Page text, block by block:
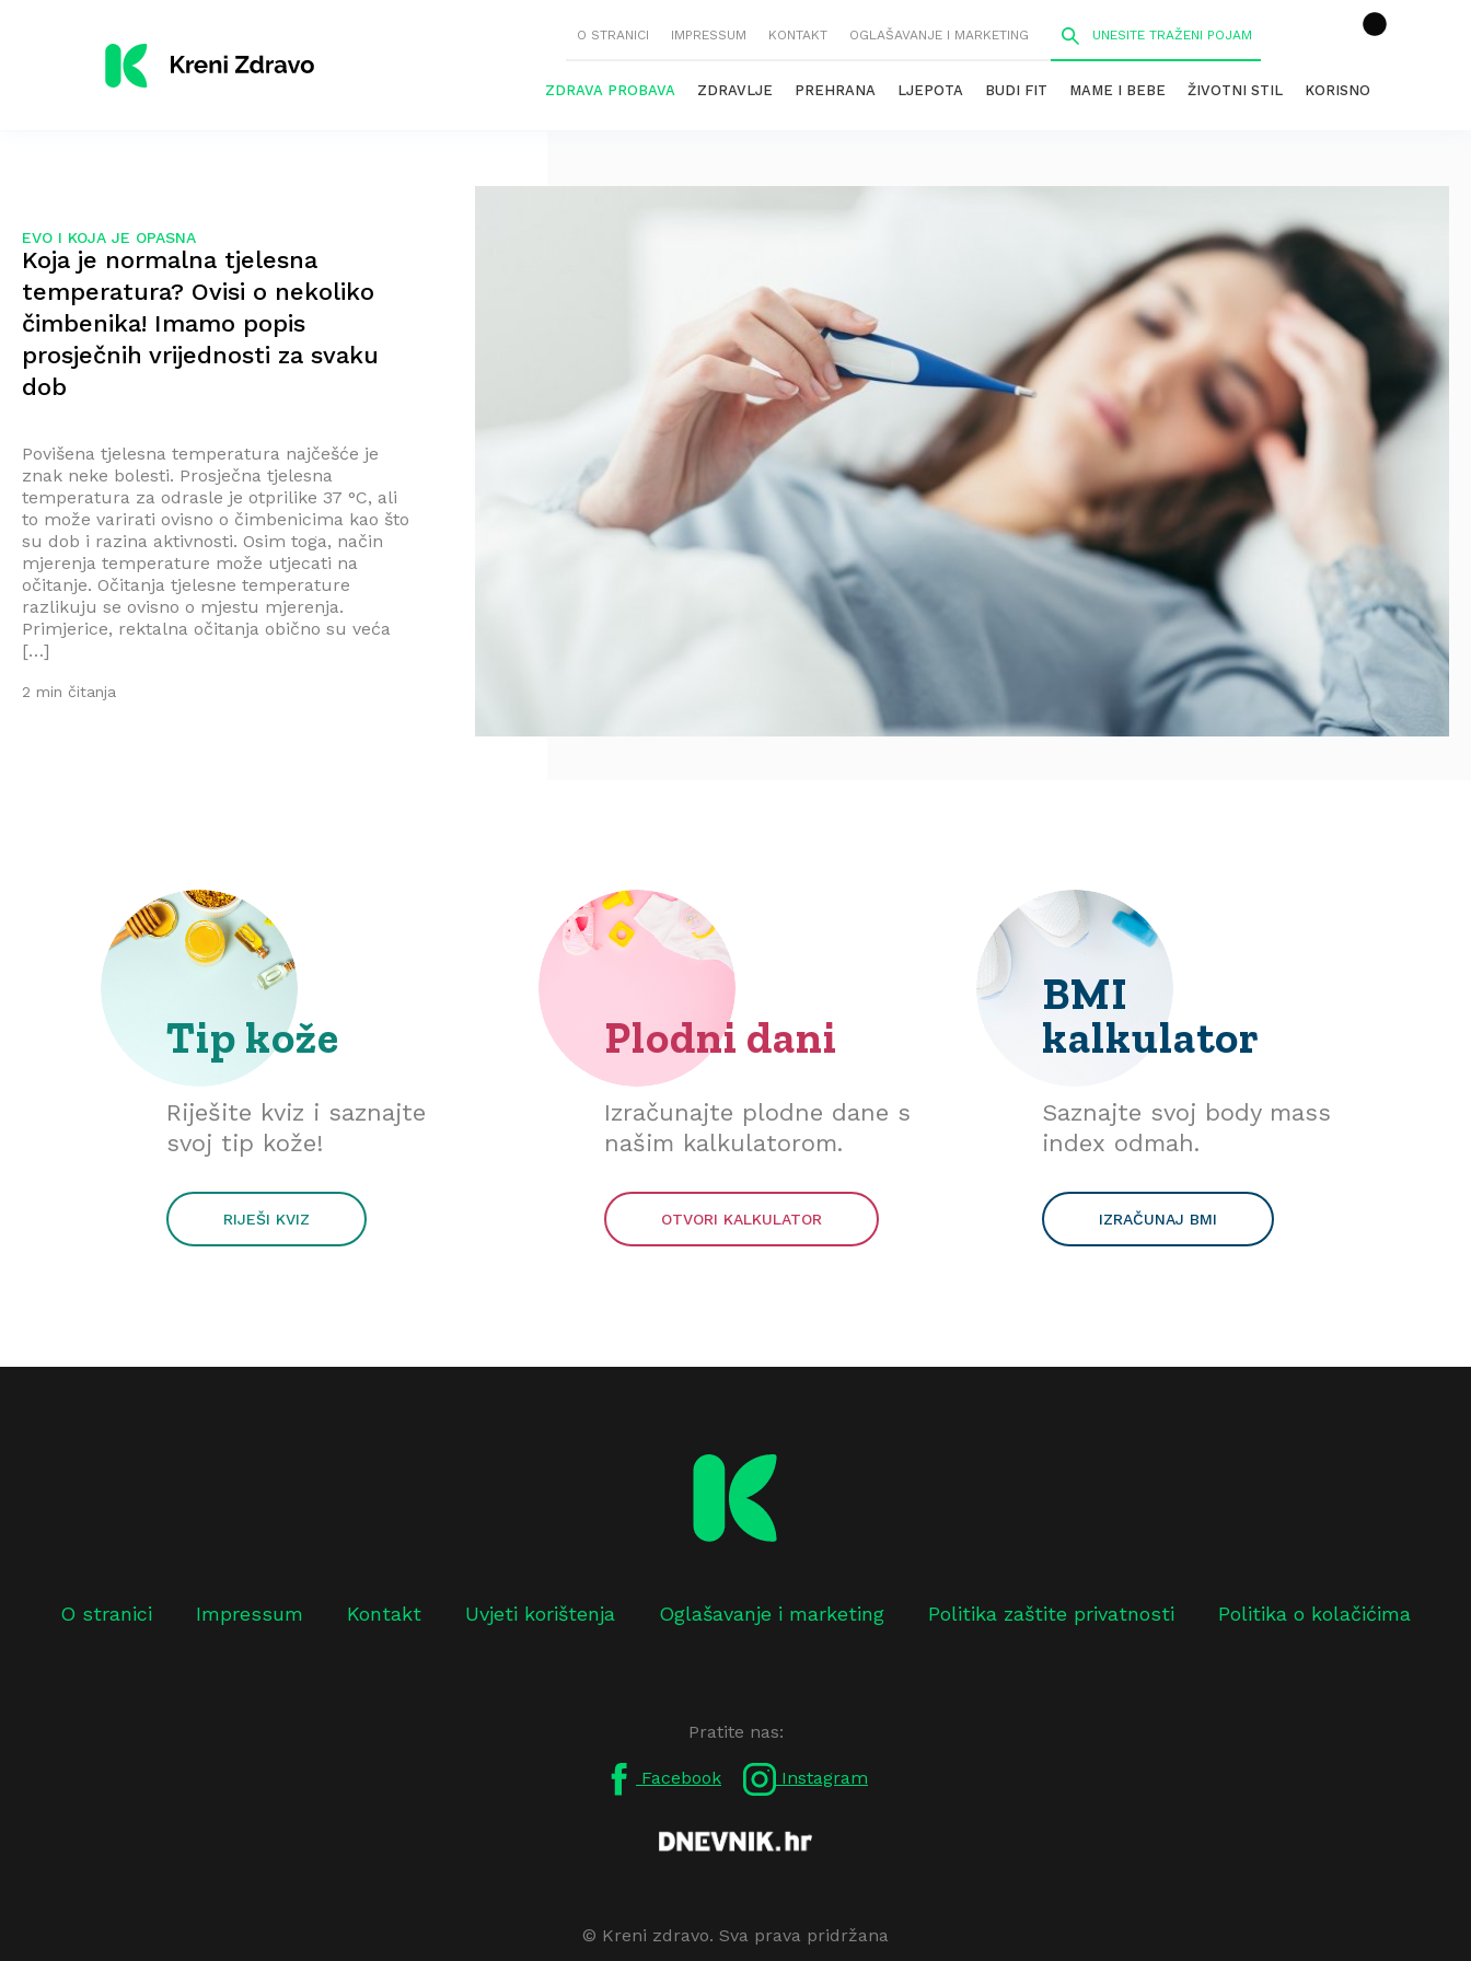
O STRANICI IMPRESSUM KONTAKT OGLAŠAVANJE I MARKETING
ZDRAVA PROBAVA ZDRAVLJE PREHRANA LJEPOTA BUDI FIT MAME I BEBE ŽIVOTNI STIL KORISNO
EVO I KOJA JE OPASNA
Koja je normalna tjelesna
temperatura? Ovisi o nekoliko
čimbenika! Imamo popis
prosječnih vrijednosti za svaku
dob
Povišena tjelesna temperatura najčešće je
znak neke bolesti. Prosječna tjelesna
temperatura za odrasle je otprilike 37 °C, ali
to može varirati ovisno o čimbenicima kao što
su dob i razina aktivnosti. Osim toga, način
mjerenja temperature može utjecati na
očitanje. Očitanja tjelesne temperature
razlikuju se ovisno o mjestu mjerenja.
Primjerice, rektalna očitanja obično su veća
[…]
2 min čitanja
Tip kože
Riješite kviz i saznajte
svoj tip kože!
RIJEŠI KVIZ
Plodni dani
Izračunajte plodne dane s
našim kalkulatorom.
OTVORI KALKULATOR
BMI
kalkulator
Saznajte svoj body mass
index odmah.
IZRAČUNAJ BMI
O stranici Impressum Kontakt Uvjeti korištenja Oglašavanje i marketing Politika zaštite privatnosti Politika o kolačićima
Pratite nas:
Facebook Instagram
© Kreni zdravo. Sva prava pridržana